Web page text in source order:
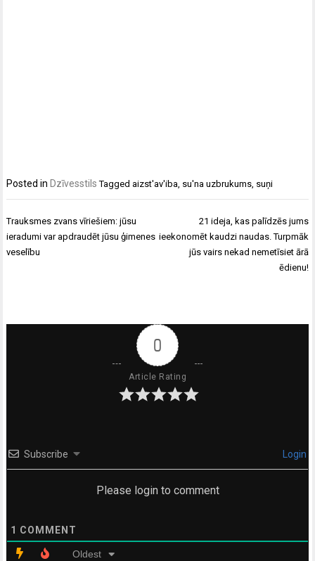
Posted in Dzīvesstils Taggedaizst'av'iba, su'na uzbrukums, suņi
Ziņu
izvēlne
Trauksmes zvans vīriešiem: jūsu
ieradumi var apdraudēt jūsu ģimenes
veselību
21 ideja, kas palīdzēs jums
ieekonomēt kaudzi naudas. Turpmāk
jūs vairs nekad nemetīsiet ārā
ēdienu!
0
Article Rating
Subscribe Login
Please login to comment
1 COMMENT
Oldest